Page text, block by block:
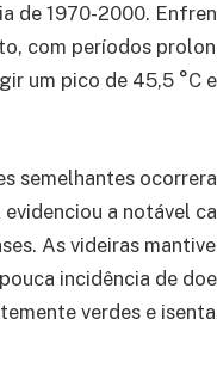
de 1970-2000.
com períodos
um pico de 45,5 °C
semelhantes
a notável
As videiras
incidência de
verdes e